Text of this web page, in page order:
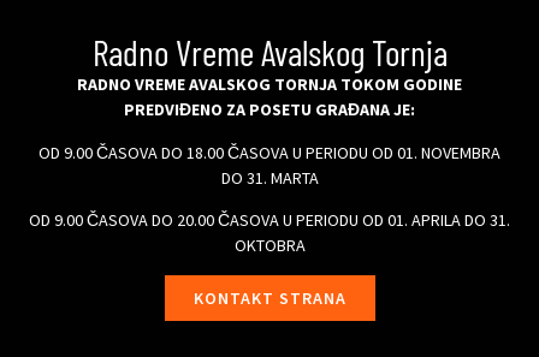
Radno Vreme Avalskog Tornja
RADNO VREME AVALSKOG TORNJA TOKOM GODINE
PREDVIĐENO ZA POSETU GRAĐANA JE:
OD 9.00 ČASOVA DO 18.00 ČASOVA U PERIODU OD 01. NOVEMBRA
DO 31. MARTA
OD 9.00 ČASOVA DO 20.00 ČASOVA U PERIODU OD 01. APRILA DO 31.
OKTOBRA
KONTAKT STRANA